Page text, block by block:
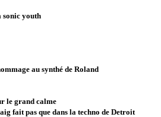
sonic youth
au synthé de Roland
le grand calme
fait pas que dans la techno de Detroit